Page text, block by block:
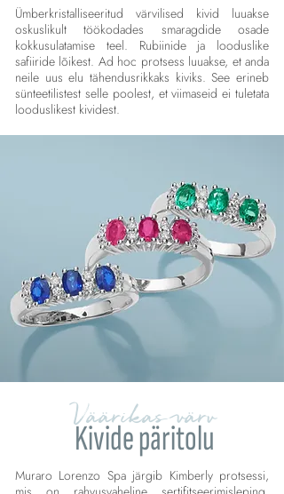
Ümberkristalliseeritud värvilised kivid luuakse
oskuslikult töökodades smaragdide osade
kokkusulatamise teel. Rubiinide ja looduslike
safiiride lõikest. Ad hoc protsess luuakse, et anda
neile uus elu tähendusrikkaks kiviks. See erineb
sünteetilistest selle poolest, et viimaseid ei tuletata
looduslikest kividest.
Väärikas värv
Kivide päritolu
Muraro Lorenzo Spa järgib Kimberly protsessi,